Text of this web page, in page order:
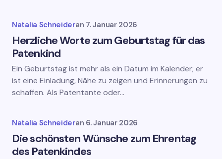
Natalia Schneideran 7. Januar 2026
Herzliche Worte zum Geburtstag für das
Patenkind
Ein Geburtstag ist mehr als ein Datum im Kalender; er
ist eine Einladung, Nähe zu zeigen und Erinnerungen zu
schaffen. Als Patentante oder…
Natalia Schneideran 6. Januar 2026
Die schönsten Wünsche zum Ehrentag
des Patenkindes